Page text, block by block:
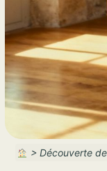
> Découverte